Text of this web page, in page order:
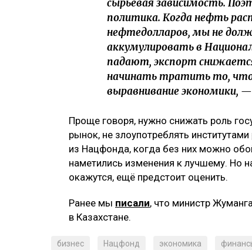
сырьевая зависимость.
политика. Когда нефть
нефтедолларов, мы не
аккумулировать в
падают, экспорт
начинать тратить то, что
выравнивание экономики,
Проще говоря, нужно снижать роль
рынок, не злоупотреблять
из Нацфонда, когда без них можно
наметились изменения к лучшему. Но
окажутся, ещё предстоит оценить.
Ранее мы писали, что министр
в Казахстане.
бизнес Нацфонд экономика